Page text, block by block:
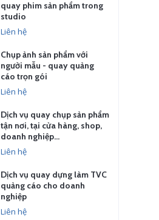
quay phim sản phẩm trong
studio
Liên hệ
Chụp ảnh sản phẩm với
người mẫu - quay quảng
cáo trọn gói
Liên hệ
Dịch vụ quay chụp sản phẩm
tận nơi, tại cửa hàng, shop,
doanh nghiệp…
Liên hệ
Dịch vụ quay dựng làm TVC
quảng cáo cho doanh
nghiệp
Liên hệ